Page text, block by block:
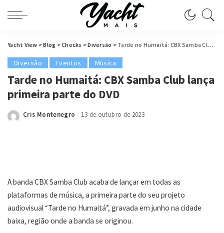
Yacht View >Blog >Checks >Diversão > Tarde no Humaitá: CBX Samba Club lança primeira parte do DVD
Diversão Eventos Música
Tarde no Humaitá: CBX Samba Club lança
primeira parte do DVD
Posted
Cris Montenegro 13 de outubro de 2023
A banda CBX Samba Club acaba de lançar em todas as
plataformas de música, a primeira parte do seu projeto
audiovisual “Tarde no Humaitá”, gravada em junho na cidade
baixa, região onde a banda se originou.